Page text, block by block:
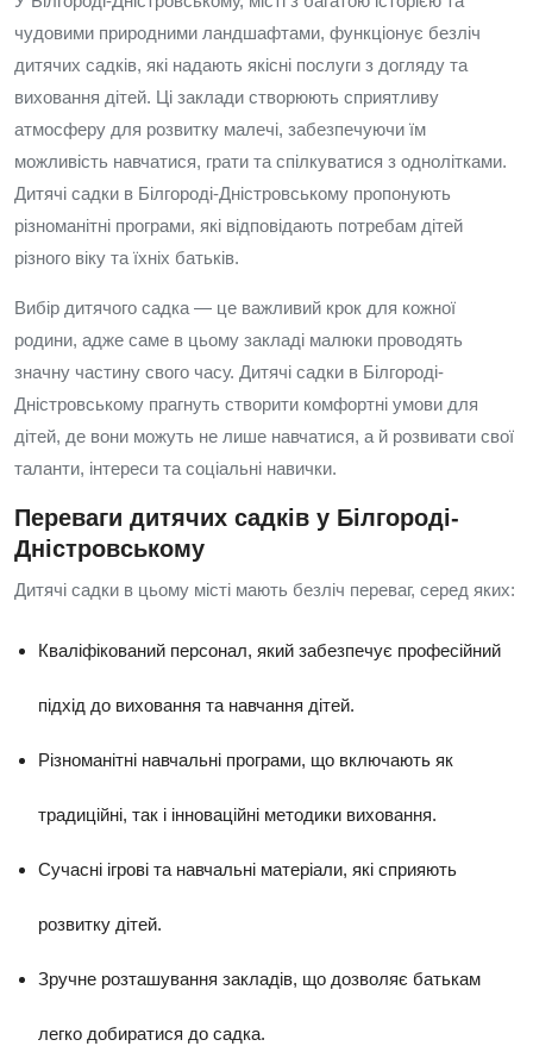
чудовими природними ландшафтами, функціонує безліч
дитячих садків, які надають якісні послуги з догляду та
виховання дітей. Ці заклади створюють сприятливу
атмосферу для розвитку малечі, забезпечуючи їм
можливість навчатися, грати та спілкуватися з однолітками.
Дитячі садки в Білгороді-Дністровському пропонують
різноманітні програми, які відповідають потребам дітей
різного віку та їхніх батьків.
Вибір дитячого садка — це важливий крок для кожної
родини, адже саме в цьому закладі малюки проводять
значну частину свого часу. Дитячі садки в Білгороді-
Дністровському прагнуть створити комфортні умови для
дітей, де вони можуть не лише навчатися, а й розвивати свої
таланти, інтереси та соціальні навички.
Переваги дитячих садків у Білгороді-
Дністровському
Дитячі садки в цьому місті мають безліч переваг, серед яких:
Кваліфікований персонал, який забезпечує професійний
підхід до виховання та навчання дітей.
Різноманітні навчальні програми, що включають як
традиційні, так і інноваційні методики виховання.
Сучасні ігрові та навчальні матеріали, які сприяють
розвитку дітей.
Зручне розташування закладів, що дозволяє батькам
легко добиратися до садка.